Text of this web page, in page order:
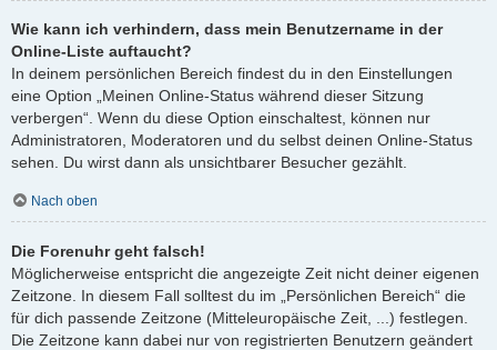
Wie kann ich verhindern, dass mein Benutzername in der
Online-Liste auftaucht?
In deinem persönlichen Bereich findest du in den Einstellungen
eine Option „Meinen Online-Status während dieser Sitzung
verbergen“. Wenn du diese Option einschaltest, können nur
Administratoren, Moderatoren und du selbst deinen Online-Status
sehen. Du wirst dann als unsichtbarer Besucher gezählt.
Nach oben
Die Forenuhr geht falsch!
Möglicherweise entspricht die angezeigte Zeit nicht deiner eigenen
Zeitzone. In diesem Fall solltest du im „Persönlichen Bereich“ die
für dich passende Zeitzone (Mitteleuropäische Zeit, ...) festlegen.
Die Zeitzone kann dabei nur von registrierten Benutzern geändert